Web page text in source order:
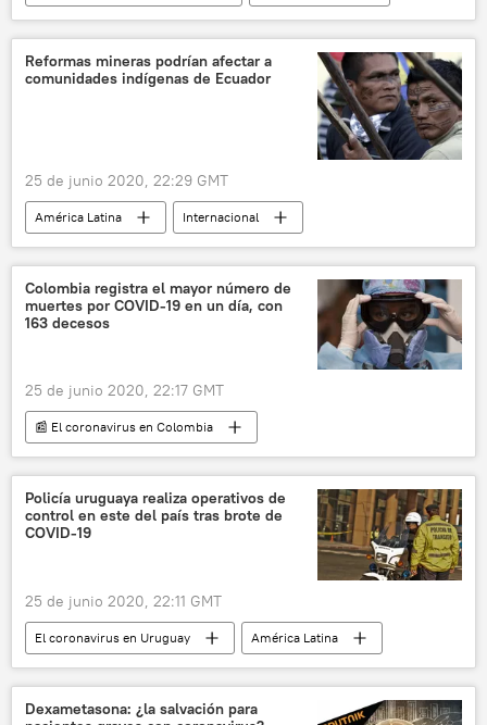
Internacional
religión
sociedad
noticias
Reformas mineras podrían afectar a
comunidades indígenas de Ecuador
25 de junio 2020, 22:29 GMT
América Latina
Internacional
pueblos indígenas
reformas
industria minera
noticias
Colombia registra el mayor número de
muertes por COVID-19 en un día, con
163 decesos
25 de junio 2020, 22:17 GMT
📰 El coronavirus en Colombia
América Latina
Internacional
Colombia
COVID-19 noticias
Policía uruguaya realiza operativos de
control en este del país tras brote de
COVID-19
25 de junio 2020, 22:11 GMT
El coronavirus en Uruguay
América Latina
Internacional
Uruguay
COVID-19
Dexametasona: ¿la salvación para